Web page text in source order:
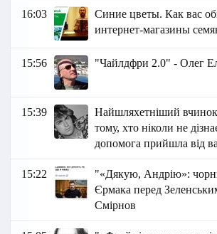
16:03
Синие цветы. Как вас
интернет-магазины
15:56 "Чайлдфри 2.0" - Олег
15:39
Найшляхетніший
тому, хто ніколи не
допомога прийшла від
15:22
"«Дякую, Андрію»:
Єрмака перед
Смірнов